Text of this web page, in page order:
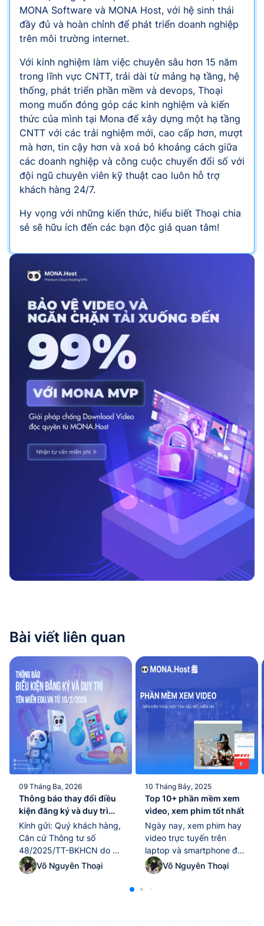
MONA Software và MONA Host, với hệ sinh thái
đầy đủ và hoàn chỉnh để phát triển doanh nghiệp
trên môi trường internet.
Với kinh nghiệm làm việc chuyên sâu hơn 15 năm
trong lĩnh vực CNTT, trải dài từ mảng hạ tầng, hệ
thống, phát triển phần mềm và devops, Thoại
mong muốn đóng góp các kinh nghiệm và kiến
thức của mình tại Mona để xây dựng một hạ tầng
CNTT với các trải nghiệm mới, cao cấp hơn, mượt
mà hơn, tin cậy hơn và xoá bỏ khoảng cách giữa
các doanh nghiệp và công cuộc chuyển đổi số với
đội ngũ chuyên viên kỹ thuật cao luôn hỗ trợ
khách hàng 24/7.
Hy vọng với những kiến thức, hiểu biết Thoại chia
sẻ sẽ hữu ích đến các bạn độc giả quan tâm!
Bài viết liên quan
09 Tháng Ba, 2026
Thông báo thay đổi điều
kiện đăng ký và duy trì
tên miền “.edu.vn” kể từ
ngày 10/02/2026
Kính gửi: Quý khách hàng,
Căn cứ Thông tư số
48/2025/TT-BKHCN do Bộ
Khoa học và Công nghệ
ban hành ngày
Võ Nguyên Thoại
10 Tháng Bảy, 2025
Top 10+ phần mềm xem
video, xem phim tốt nhất
Ngày nay, xem phim hay
video trực tuyến trên
laptop và smartphone đã
trở thành thói quen giải trí
quen thuộc của nhiều
người. Tuy nhiên, để tận
Võ Nguyên Thoại